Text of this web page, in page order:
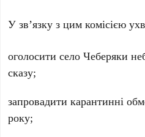
У зв’язку з цим комісією
оголосити село Чеберяки
сказу;
запровадити карантинні
року;